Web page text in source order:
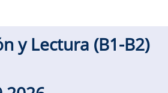
y Lectura (B1-B2)